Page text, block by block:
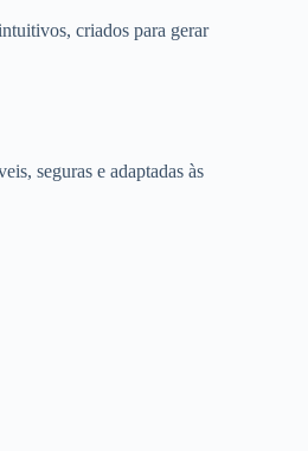
criados para gerar
seguras e adaptadas às